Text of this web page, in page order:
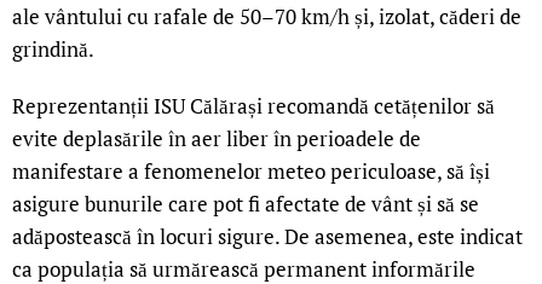
ale vântului cu rafale de 50–70 km/h și, izolat, căderi de
grindină.
Reprezentanții ISU Călărași recomandă cetățenilor să
evite deplasările în aer liber în perioadele de
manifestare a fenomenelor meteo periculoase, să își
asigure bunurile care pot fi afectate de vânt și să se
adăpostească în locuri sigure. De asemenea, este indicat
ca populația să urmărească permanent informările